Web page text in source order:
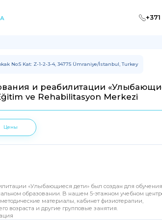
No:5 Kat: Z-1-2-3-4, 34775 Ümraniye/İstanbul, Turkey
и реабилитации
ve Rehabilitasyon Merkezi
Цены
«Улыбающиеся дети» был создан для обучения
образовании. В нашем 5-этажном учебном
материалы, кабинет физиотерапии,
возраста и другие групповые занятия.